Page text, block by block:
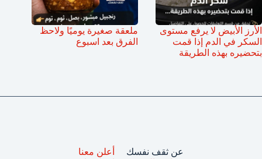
الأرز الأبيض لا يرفع مستوى
السكر في الدم إذا قمت
بتحضيره بهذه الطريقة
ملعقة صغيرة يوميًا ولاحظ
الفرق بعد اسبوع
عن ثقف نفسك
أعلن معنا